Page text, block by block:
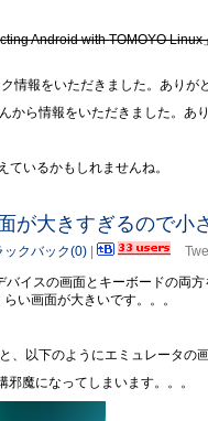
Android with TOMOYO
情報をいただきました。ありが
から情報をいただきました。あ
いるかもしれませんね。
が大きすぎるので小
ックバック(0)
イスの画面とキーボードの両
い画面が大きいです。。。
、以下のようにエミュレータの
魔になってしまいます。。。